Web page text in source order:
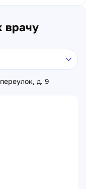
врачу
д. 9